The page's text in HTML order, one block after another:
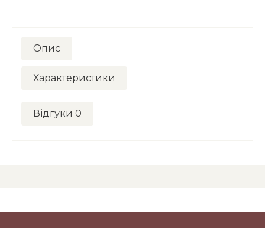
Опис
Характеристики
Відгуки 0